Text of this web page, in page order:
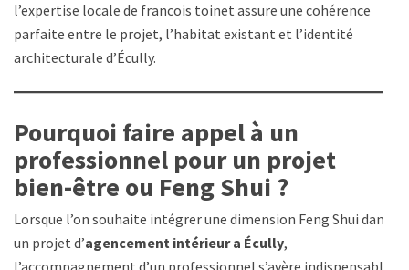
l’expertise locale de francois toinet assure une cohérence
parfaite entre le projet, l’habitat existant et l’identité
architecturale d’Écully.
Pourquoi faire appel à un
professionnel pour un projet
bien-être ou Feng Shui ?
Lorsque l’on souhaite intégrer une dimension Feng Shui dans
un projet d’agencement intérieur a Écully,